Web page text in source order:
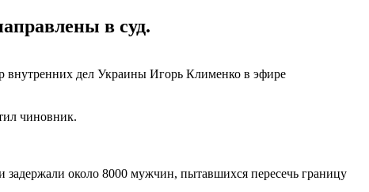
в суд.
внутренних дел Украины Игорь Клименко в эфире
чиновник.
задержали около 8000 мужчин, пытавшихся пересечь границу